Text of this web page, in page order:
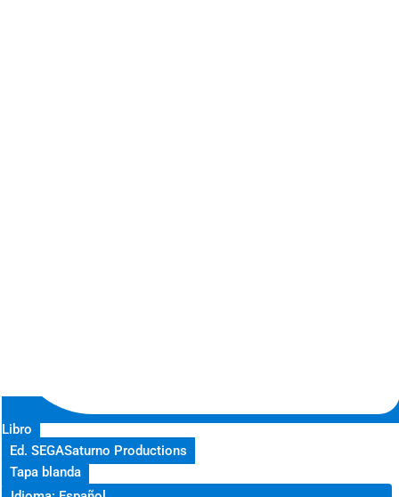
Libro
Ed. SEGASaturno Productions
Tapa blanda